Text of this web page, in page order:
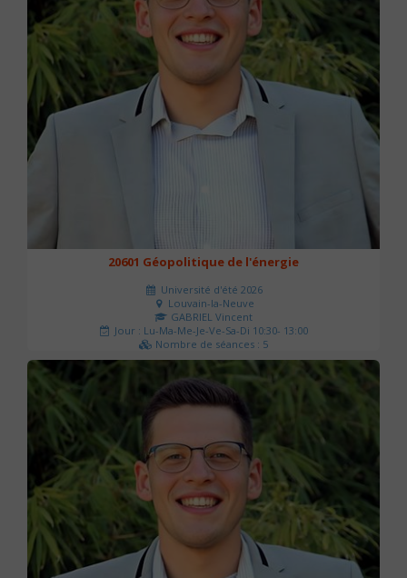
20601 Géopolitique de l'énergie
Université d'été 2026
Louvain-la-Neuve
GABRIEL Vincent
Jour : Lu-Ma-Me-Je-Ve-Sa-Di 10:30- 13:00
Nombre de séances : 5
120 €